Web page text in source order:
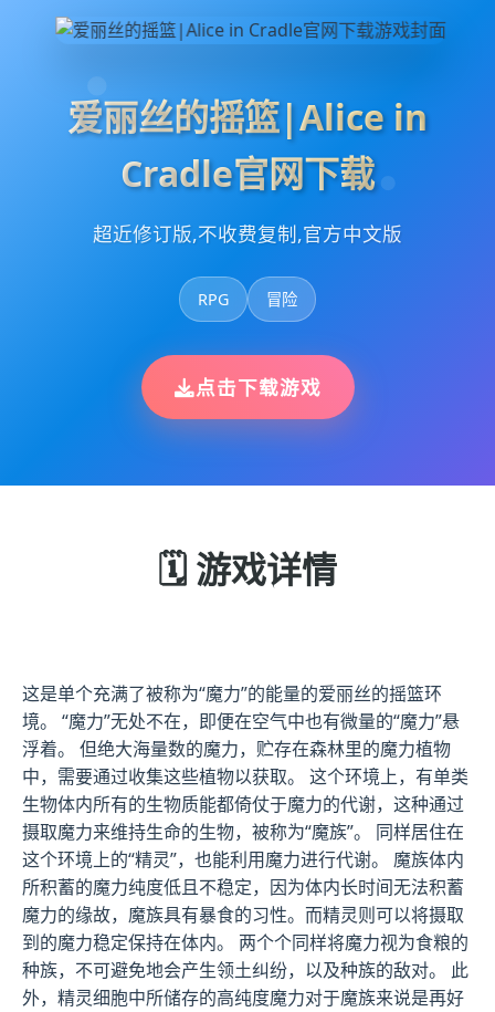
爱丽丝的摇篮|Alice in
Cradle官网下载
超近修订版,不收费复制,官方中文版
RPG 冒险
点击下载游戏
🗓️ 游戏详情
这是单个充满了被称为“魔力”的能量的爱丽丝的摇篮环
境。 “魔力”无处不在，即便在空气中也有微量的“魔力”悬
浮着。 但绝大海量数的魔力，贮存在森林里的魔力植物
中，需要通过收集这些植物以获取。 这个环境上，有单类
生物体内所有的生物质能都倚仗于魔力的代谢，这种通过
摄取魔力来维持生命的生物，被称为“魔族”。 同样居住在
这个环境上的“精灵”，也能利用魔力进行代谢。 魔族体内
所积蓄的魔力纯度低且不稳定，因为体内长时间无法积蓄
魔力的缘故，魔族具有暴食的习性。而精灵则可以将摄取
到的魔力稳定保持在体内。 两个个同样将魔力视为食粮的
种族，不可避免地会产生领土纠纷，以及种族的敌对。 此
外，精灵细胞中所储存的高纯度魔力对于魔族来说是再好